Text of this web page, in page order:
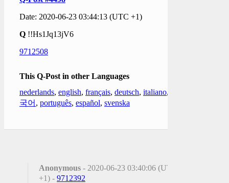
Date: 2020-06-23 03:44:13 (UTC +1)
Q !!Hs1Jq13jV6
9712508
This Q-Post in other Languages
nederlands, english, français, deutsch, italiano,
국어 , português, español, svenska
Anonymous - 2020-06-23 03:40:06 (UTC
+1) - 9712392